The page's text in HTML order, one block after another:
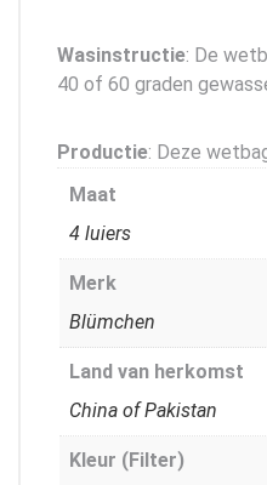
Wasinstructie: De
40 of 60 graden
Productie: Deze
Maat
4 luiers
Merk
Blümchen
Land van herkomst
China of Pakistan
Kleur (Filter)